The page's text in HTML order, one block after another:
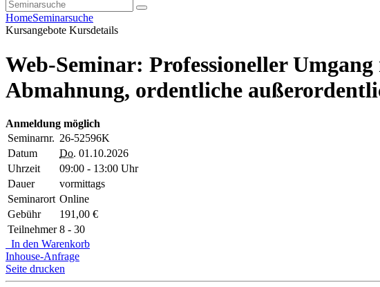
HomeSeminarsuche
Kursangebote Kursdetails
Web-Seminar: Professioneller
Abmahnung, ordentliche
Anmeldung möglich
Seminarnr. 26-52596K
Datum
Do. 01.10.2026
Uhrzeit
09:00 - 13:00 Uhr
Dauer
vormittags
Seminarort Online
Gebühr
191,00 €
Teilnehmer 8 - 30
In den Warenkorb
Inhouse-Anfrage
Seite drucken